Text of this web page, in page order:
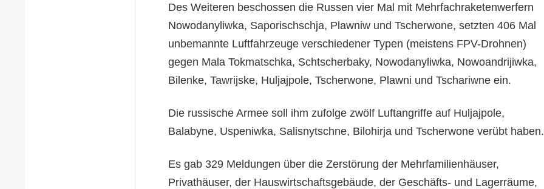
Des Weiteren beschossen die Russen vier Mal mit Mehrfachraketenwerfern
Nowodanyliwka, Saporischschja, Plawniw und Tscherwone, setzten 406 Mal
unbemannte Luftfahrzeuge verschiedener Typen (meistens FPV-Drohnen)
gegen Mala Tokmatschka, Schtscherbaky, Nowodanyliwka, Nowoandrijiwka,
Bilenke, Tawrijske, Huljajpole, Tscherwone, Plawni und Tschariwne ein.
Die russische Armee soll ihm zufolge zwölf Luftangriffe auf Huljajpole,
Balabyne, Uspeniwka, Salisnytschne, Bilohirja und Tscherwone verübt haben.
Es gab 329 Meldungen über die Zerstörung der Mehrfamilienhäuser,
Privathäuser, der Hauswirtschaftsgebäude, der Geschäfts- und Lagerräume,